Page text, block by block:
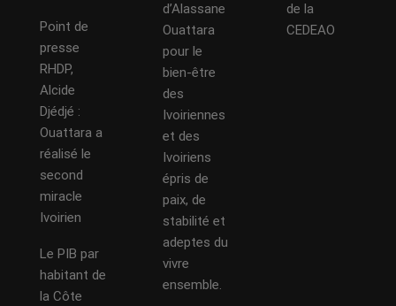
Point de
presse
RHDP,
Alcide
Djédjé :
Ouattara a
réalisé le
second
miracle
Ivoirien
Le PIB par
habitant de
la Côte
d’Alassane
Ouattara
pour le
bien-être
des
Ivoiriennes
et des
Ivoiriens
épris de
paix, de
stabilité et
adeptes du
vivre
ensemble.
de la
CEDEAO